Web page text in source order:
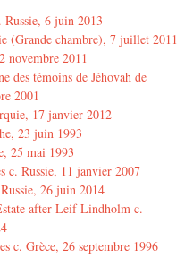
6 juin 2013
(Grande chambre), 7 juillet 2011
novembre 2011
des témoins de Jéhovah de
2001
17 janvier 2012
23 juin 1993
25 mai 1993
c. Russie, 11 janvier 2007
26 juin 2014
after Leif Lindholm c.
c. Grèce, 26 septembre 1996